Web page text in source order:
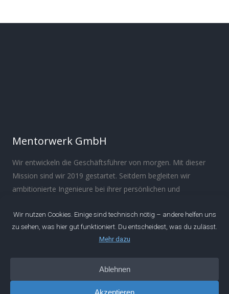
Mentorwerk GmbH
Wir entwickeln die Geschäftsführer von morgen. Mit dieser
Mission sind wir 2019 gestartet. Seitdem begleiten wir
ambitionierte Ingenieure bei ihrer persönlichen und
Manifest Impressum Datenschutz
IDEEN